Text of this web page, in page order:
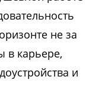
не за
в карьере,
и